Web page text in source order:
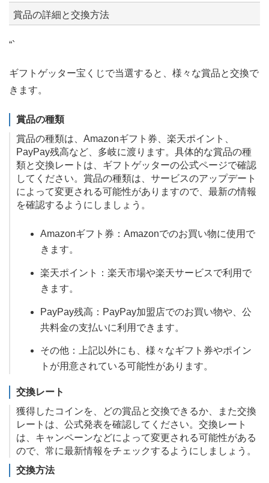
賞品の詳細と交換方法
“`
ギフトゲッター宝くじで当選すると、様々な賞品と交換で
きます。
賞品の種類
賞品の種類は、Amazonギフト券、楽天ポイント、
PayPay残高など、多岐に渡ります。具体的な賞品の種
類と交換レートは、ギフトゲッターの公式ページで確認
してください。賞品の種類は、サービスのアップデート
によって変更される可能性がありますので、最新の情報
を確認するようにしましょう。
Amazonギフト券：Amazonでのお買い物に使用で
きます。
楽天ポイント：楽天市場や楽天サービスで利用で
きます。
PayPay残高：PayPay加盟店でのお買い物や、公
共料金の支払いに利用できます。
その他：上記以外にも、様々なギフト券やポイン
トが用意されている可能性があります。
交換レート
獲得したコインを、どの賞品と交換できるか、また交換
レートは、公式発表を確認してください。交換レート
は、キャンペーンなどによって変更される可能性がある
ので、常に最新情報をチェックするようにしましょう。
交換方法